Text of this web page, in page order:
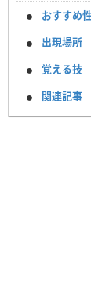
おすすめ
出現場所
覚える技
関連記事